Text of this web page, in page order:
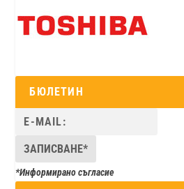
БЮЛЕТИН
*Информирано съгласие